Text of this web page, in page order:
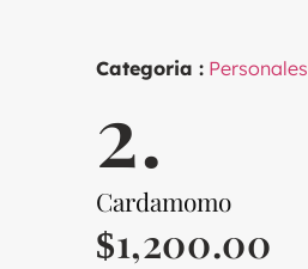
Categoria : Personales
2.
Cardamomo
$1,200.00